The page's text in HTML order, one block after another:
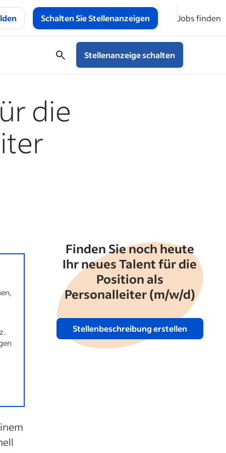
Schalten Sie Stellenanzeigen Jobs finden
Stellenanzeige schalten
die
Finden Sie noch heute
Ihr neues Talent für die
Position als
Personalleiter (m/w/d)
Stellenbeschreibung erstellen